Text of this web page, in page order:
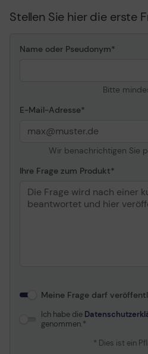
Stellen Sie hier die erste
Name oder Pseudonym
Bitte
E-Mail-Adresse
Wir benachrichtigen Sie
Ihre Frage zum Produkt
Meine Frage darf
Ich habe die
genommen.
* Dies ist ein